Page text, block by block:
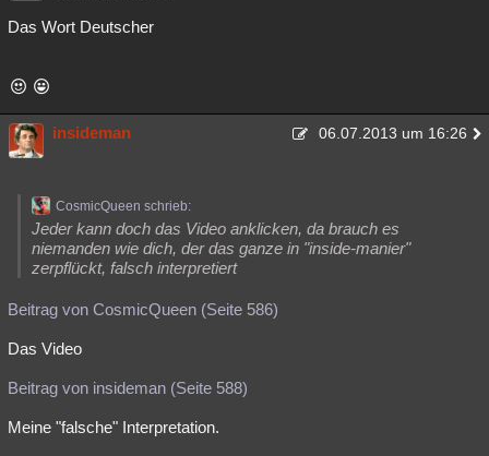
Das Wort Deutscher
insideman 06.07.2013 um 16:26
CosmicQueen schrieb:
Jeder kann doch das Video anklicken, da brauch es
niemanden wie dich, der das ganze in "inside-manier"
zerpflückt, falsch interpretiert
Beitrag von CosmicQueen (Seite 586)
Das Video
Beitrag von insideman (Seite 588)
Meine "falsche" Interpretation.